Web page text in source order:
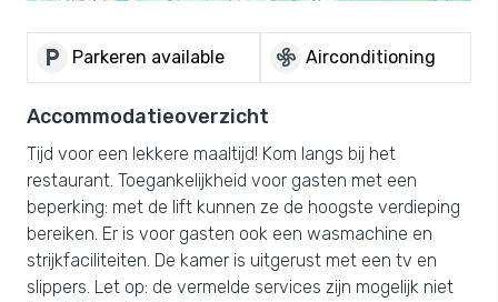
local_parking Parkeren available mode_fan Airconditioning
Accommodatieoverzicht
Tijd voor een lekkere maaltijd! Kom langs bij het
restaurant. Toegankelijkheid voor gasten met een
beperking: met de lift kunnen ze de hoogste verdieping
bereiken. Er is voor gasten ook een wasmachine en
strijkfaciliteiten. De kamer is uitgerust met een tv en
slippers. Let op: de vermelde services zijn mogelijk niet